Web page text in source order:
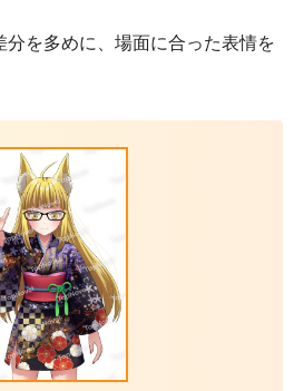
を多めに、場面に合った表情を